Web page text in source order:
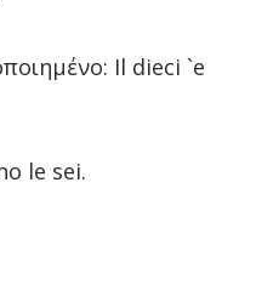
Il dieci `e
le sei.